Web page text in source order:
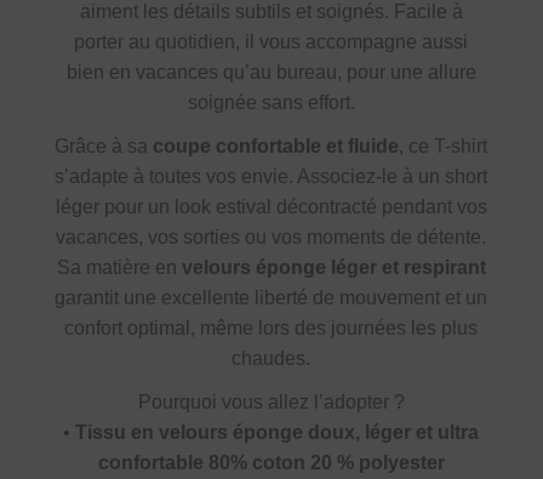
aiment les détails subtils et soignés. Facile à
porter au quotidien, il vous accompagne aussi
bien en vacances qu’au bureau, pour une allure
soignée sans effort.
Grâce à sa coupe confortable et fluide, ce T-shirt
s’adapte à toutes vos envie. Associez-le à un short
léger pour un look estival décontracté pendant vos
vacances, vos sorties ou vos moments de détente.
Sa matière en velours éponge léger et respirant
garantit une excellente liberté de mouvement et un
confort optimal, même lors des journées les plus
chaudes.
Pourquoi vous allez l’adopter ?
•Tissu en velours éponge doux, léger et ultra
confortable 80% coton 20 % polyester